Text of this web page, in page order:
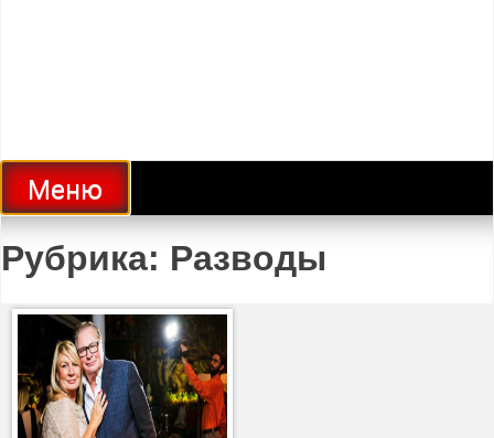
Меню
Рубрика: Разводы